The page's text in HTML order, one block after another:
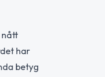
nått
har
betyg